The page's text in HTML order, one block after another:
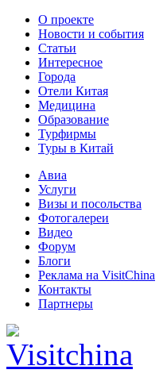
О проекте
Новости и события
Статьи
Интересное
Города
Отели Китая
Медицина
Образование
Турфирмы
Туры в Китай
Авиа
Услуги
Визы и посольства
Фотогалереи
Видео
Форум
Блоги
Реклама на VisitChina
Контакты
Партнеры